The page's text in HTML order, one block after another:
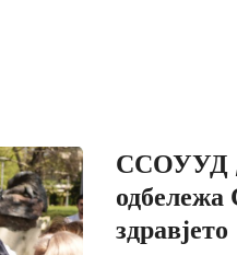
ССОУУД
одбележа
здравјето